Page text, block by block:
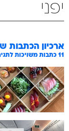
יפני
ארכיון הכתבות
11 כתבות משויכות